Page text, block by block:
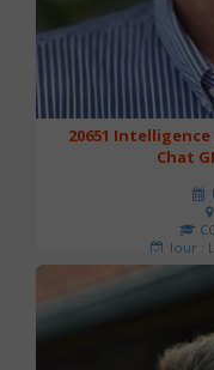
20651
Chat
Jour :